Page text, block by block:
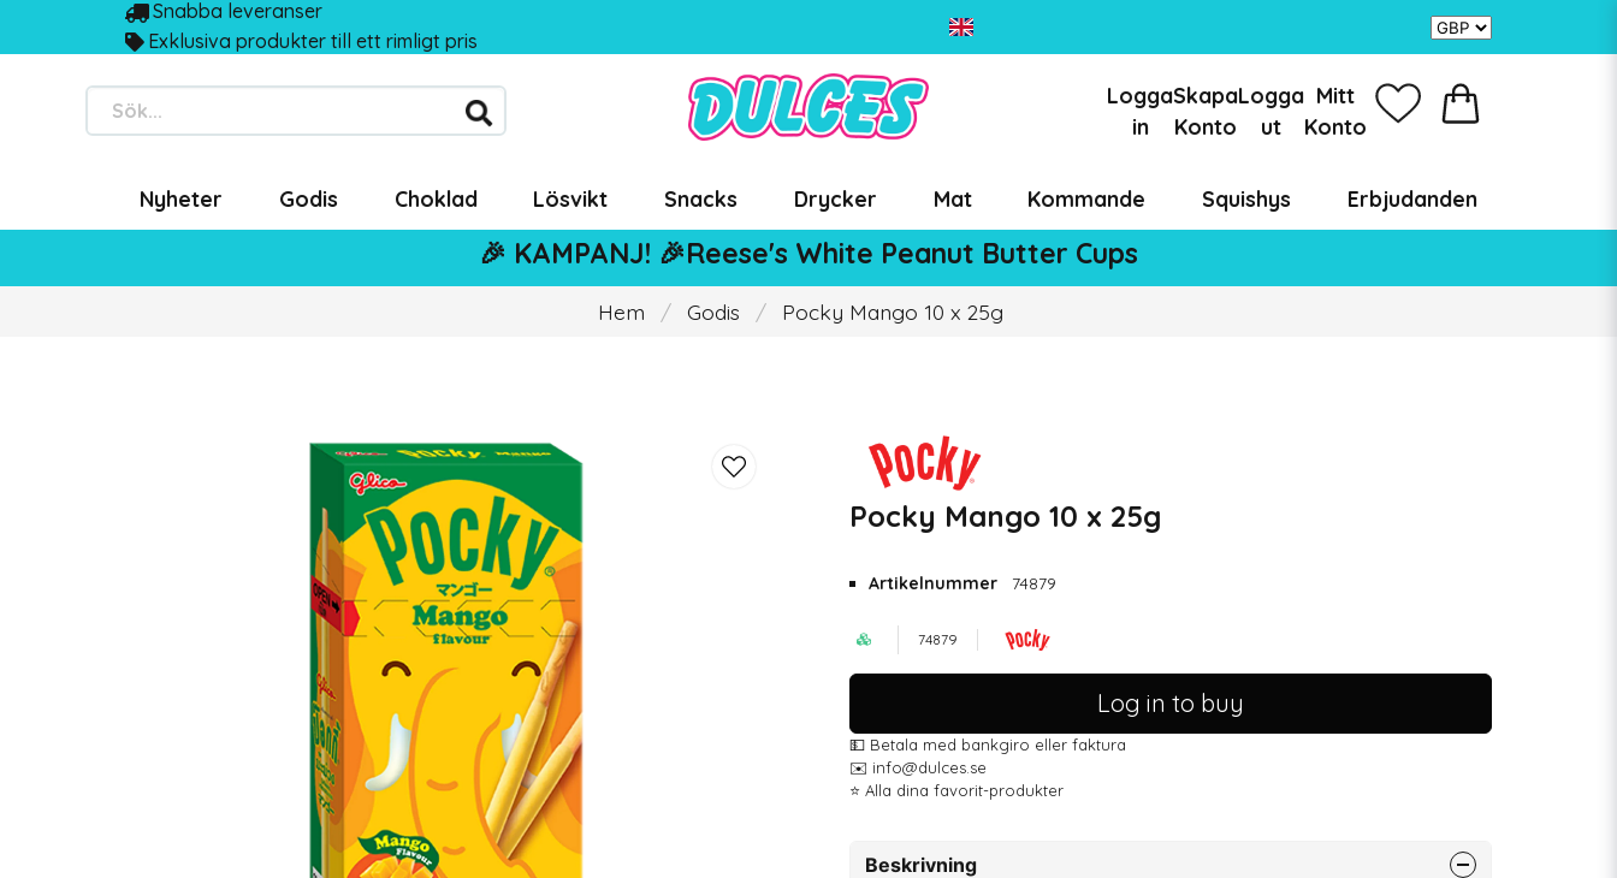
Snabba leveranser
Exklusiva produkter till ett rimligt pris
Sök...
Logga
in
Skapa
Konto
Logga
ut
Mitt
Konto
Nyheter Godis Choklad Lösvikt Snacks Drycker Mat Kommande Squishys Erbjudanden
🎉 KAMPANJ! 🎉Reese's White Peanut Butter Cups
Hem Godis Pocky Mango 10 x 25g
Pocky Mango 10 x 25g
Artikelnummer 74879
74879
Log in to buy
💵 Betala med bankgiro eller faktura
✉️ info@dulces.se
⭐️ Alla dina favorit-produkter
Beskrivning